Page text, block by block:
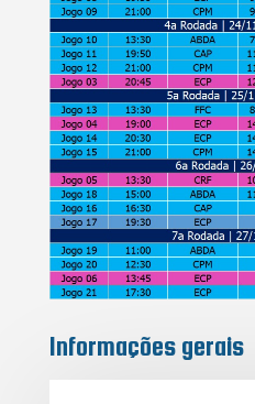
Informações gerais